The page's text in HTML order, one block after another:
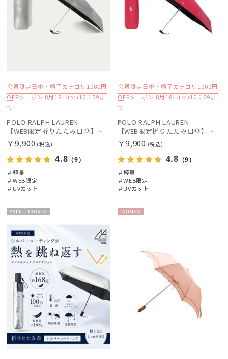
絞り込み
レディース メンズ
カテゴリー
ブランド
傘機能
会員限定日傘・帽子カテゴリ1000円
OFFクーポン 8月18日(火)10：59ま
で
POLO RALPH LAUREN
【WEB限定折りたたみ日傘】ポロ ラルフ ローレン(POLO RALPH LAUREN)ワンポイントポロ刺繍×サコッシュ 遮光100% UV100%
￥9,900 (税込)
4.8 （9）
＃軽量
＃WEB限定
＃UVカット
会員限定日傘・帽子カテゴリ1000円
OFFクーポン 8月18日(火)10：59ま
で
POLO RALPH LAUREN
【WEB限定折りたたみ日傘】ポロ ラルフ ローレン(POLO RALPH LAUREN)ワンポイントポロ刺繍×サコッシュ 遮光100% UV100%
￥9,900 (税込)
4.8 （9）
＃軽量
＃WEB限定
＃UVカット
ル
X